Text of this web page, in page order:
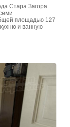
Стара Загора.
площадью 127
и ванную